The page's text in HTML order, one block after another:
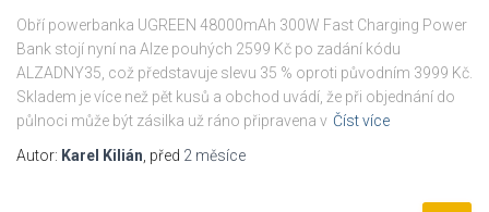
Obří powerbanka UGREEN 48000mAh 300W Fast Charging Power
Bank stojí nyní na Alze pouhých 2599 Kč po zadání kódu
ALZADNY35, což představuje slevu 35 % oproti původním 3999 Kč.
Skladem je více než pět kusů a obchod uvádí, že při objednání do
půlnoci může být zásilka už ráno připravena v Číst více
Autor: Karel Kilián , před 2 měsíce